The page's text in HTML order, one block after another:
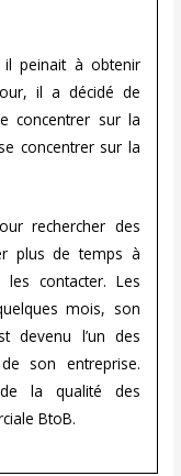
peinait à obtenir
il a décidé de
concentrer sur la
concentrer sur la
rechercher des
plus de temps à
contacter. Les
mois, son
devenu l’un des
son entreprise.
de la qualité des
BtoB.